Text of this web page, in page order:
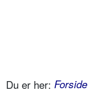
Du er her: Forside